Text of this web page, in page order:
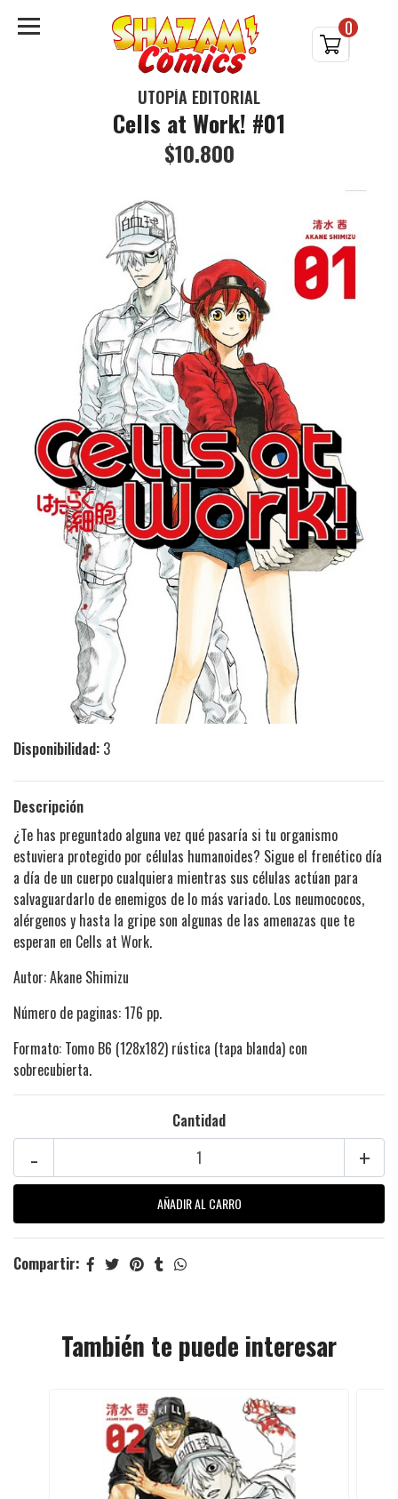
0
UTOPÍA EDITORIAL
Cells at Work! #01
$10.800
Disponibilidad: 3
Descripción
¿Te has preguntado alguna vez qué pasaría si tu organismo
estuviera protegido por células humanoides? Sigue el frenético día
a día de un cuerpo cualquiera mientras sus células actúan para
salvaguardarlo de enemigos de lo más variado. Los neumococos,
alérgenos y hasta la gripe son algunas de las amenazas que te
esperan en Cells at Work.
Autor: Akane Shimizu
Número de paginas: 176 pp.
Formato: Tomo B6 (128x182) rústica (tapa blanda) con
sobrecubierta.
Cantidad
+
-
Compartir:
También te puede interesar